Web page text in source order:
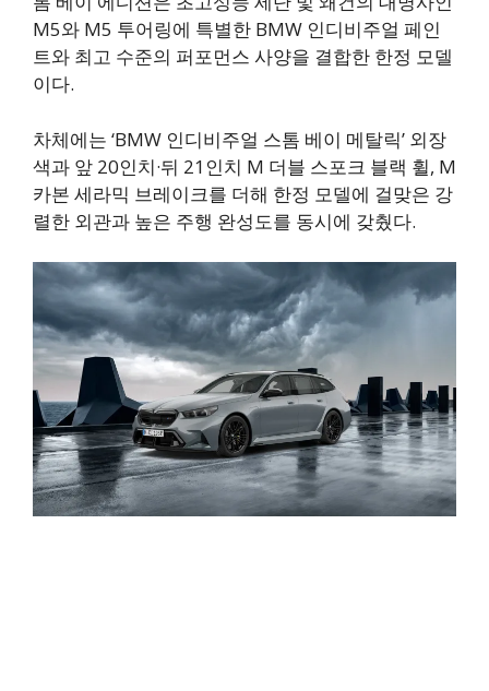
M5와 M5 투어링에 특별한 BMW 인디비주얼 페인
트와 최고 수준의 퍼포먼스 사양을 결합한 한정 모델
이다.
차체에는 ‘BMW 인디비주얼 스톰 베이 메탈릭’ 외장
색과 앞 20인치·뒤 21인치 M 더블 스포크 블랙 휠, M
카본 세라믹 브레이크를 더해 한정 모델에 걸맞은 강
렬한 외관과 높은 주행 완성도를 동시에 갖췄다.